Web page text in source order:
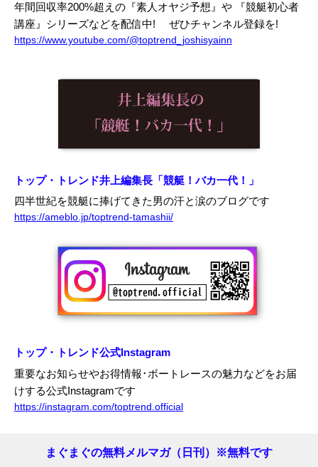
年間回収率200%超えの『素人オヤジ予想』や 『競艇初心者
講座』シリーズなどを配信中! ぜひチャンネル登録を!
https://www.youtube.com/@toptrend_joshisyainn
トップ・トレンド井上編集長「競艇！バカ一代！」
四半世紀を競艇に捧げてきた男の汗と涙のブログです
https://ameblo.jp/toptrend-tamashii/
トップ・トレンド公式Instagram
重要なお知らせやお得情報･ボートレースの魅力などをお届
けする公式Instagramです
https://instagram.com/toptrend.official
まぐまぐの無料メルマガ（日刊）※無料です